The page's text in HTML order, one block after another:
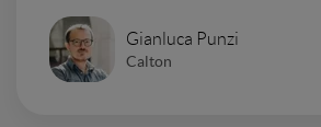
Gianluca Punzi
Calton